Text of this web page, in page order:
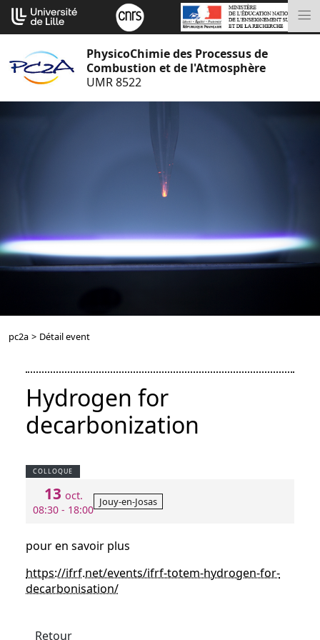
Aller
au
contenu
PhysicoChimie des Processus de
Combustion et de l'Atmosphère
UMR 8522
pc2a > Détail event
Hydrogen for
decarbonization
COLLOQUE
13 oct.
08:30 - 18:00
Jouy-en-Josas
pour en savoir plus
https://ifrf.net/events/ifrf-totem-hydrogen-for-
decarbonisation/
Retour
Cookies management panel